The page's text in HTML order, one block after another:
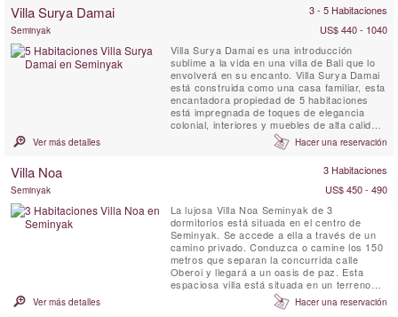
Villa Surya Damai 3 - 5 Habitaciones
Seminyak
US$ 440 - 1040
Villa Surya Damai es una introducción
sublime a la vida en una villa de Bali que lo
envolverá en su encanto. Villa Surya Damai
está construida como una casa familiar, esta
encantadora propiedad de 5 habitaciones
está impregnada de toques de elegancia
colonial, interiores y muebles de alta calidad
y todas las comodidades modernas
necesarias para unas vacaciones perfectas
clásico se mezcla con una sencillez discreta
Ver más detalles Hacer una reservación
Villa Noa 3 Habitaciones
Seminyak
US$ 450 - 490
La lujosa Villa Noa Seminyak de 3
dormitorios está situada en el centro de
Seminyak. Se accede a ella a través de un
camino privado. Conduzca o camine los 150
metros que separan la concurrida calle
Oberoi y llegará a un oasis de paz. Esta
espaciosa villa está situada en un terreno
exuberante rodeado de altos muros que
garantizan su privacidad. Hay césped bien
Ver más detalles Hacer una reservación